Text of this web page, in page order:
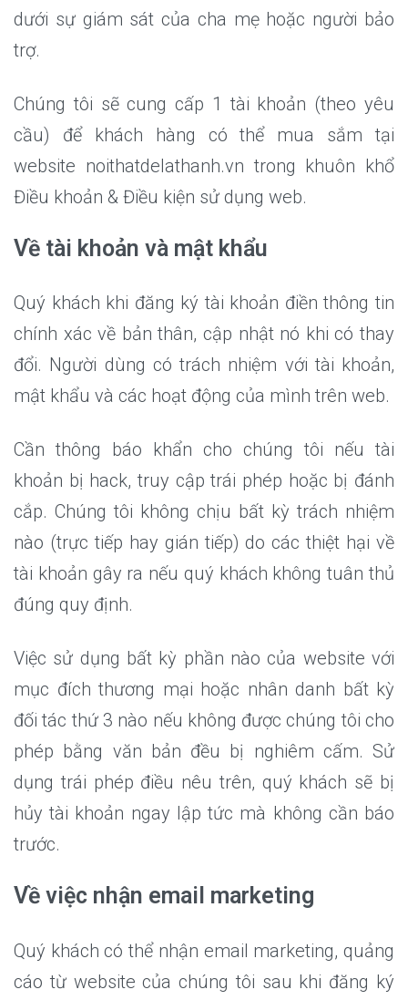
dưới sự giám sát của cha mẹ hoặc người bảo
trợ.
Chúng tôi sẽ cung cấp 1 tài khoản (theo yêu
cầu) để khách hàng có thể mua sắm tại
website noithatdelathanh.vn trong khuôn khổ
Điều khoản & Điều kiện sử dụng web.
Về tài khoản và mật khẩu
Quý khách khi đăng ký tài khoản điền thông tin
chính xác về bản thân, cập nhật nó khi có thay
đổi. Người dùng có trách nhiệm với tài khoản,
mật khẩu và các hoạt động của mình trên web.
Cần thông báo khẩn cho chúng tôi nếu tài
khoản bị hack, truy cập trái phép hoặc bị đánh
cắp. Chúng tôi không chịu bất kỳ trách nhiệm
nào (trực tiếp hay gián tiếp) do các thiệt hại về
tài khoản gây ra nếu quý khách không tuân thủ
đúng quy định.
Việc sử dụng bất kỳ phần nào của website với
mục đích thương mại hoặc nhân danh bất kỳ
đối tác thứ 3 nào nếu không được chúng tôi cho
phép bằng văn bản đều bị nghiêm cấm. Sử
dụng trái phép điều nêu trên, quý khách sẽ bị
hủy tài khoản ngay lập tức mà không cần báo
trước.
Về việc nhận email marketing
Quý khách có thể nhận email marketing, quảng
cáo từ website của chúng tôi sau khi đăng ký